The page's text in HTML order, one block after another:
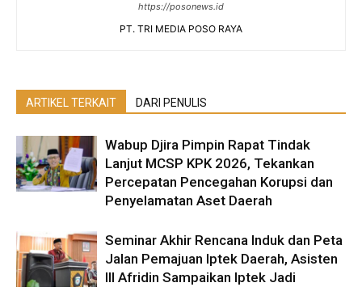
https://posonews.id
PT. TRI MEDIA POSO RAYA
ARTIKEL TERKAIT DARI PENULIS
Wabup Djira Pimpin Rapat Tindak
Lanjut MCSP KPK 2026, Tekankan
Percepatan Pencegahan Korupsi dan
Penyelamatan Aset Daerah
Seminar Akhir Rencana Induk dan Peta
Jalan Pemajuan Iptek Daerah, Asisten
III Afridin Sampaikan Iptek Jadi